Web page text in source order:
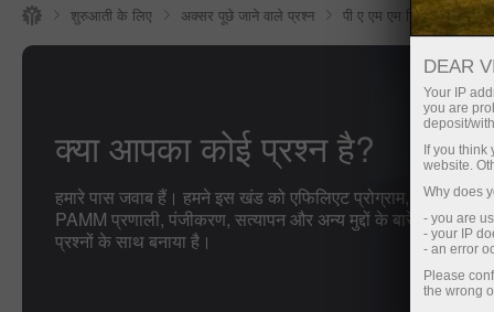
शुरुआती के लिए अक्सर पूछे जाने वाले प्रश्न पी ए एम एम सिस्टम
क्या आपका कोई प्रश्न है?
हमारे पास जवाब हैं। हमने इस खंड को एफिलिएट प्रोग्राम, ट्रेडिंग
PAMM प्रणाली, पंजीकरण, सत्यापन और अन्य मुद्दों के बारे में अक्सर
प्रश्नों के साथ बनाया है।
DEAR
Your IP
you are
deposit/
If you
website.
Why does
- you are
- your IP
- an error
Please
the wrong